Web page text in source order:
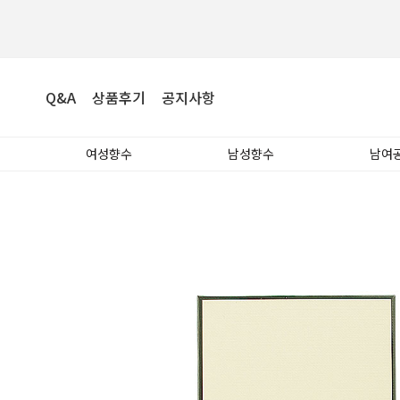
Q&A 상품후기 공지사항
여성향수 남성향수 남여